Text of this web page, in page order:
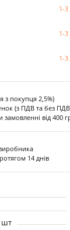
1-3
1-3
1-3
з покупця 2,5%)
(з ПДВ та без
від 400
14 днів
шт